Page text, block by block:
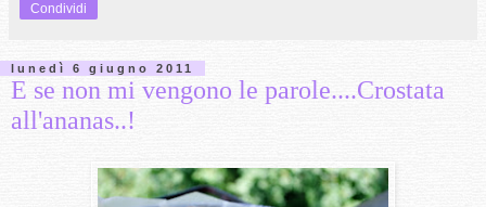
Condividi
lunedì 6 giugno 2011
E se non mi vengono le parole....Crostata
all'ananas..!